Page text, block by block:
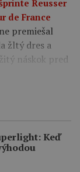
Reusser
de France
premiešal
žltý dres a
náskok pred
Keď